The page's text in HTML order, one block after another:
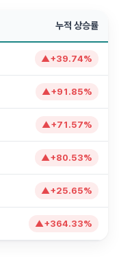
누적 상승률
▲+39.74%
▲+91.85%
▲+71.57%
▲+80.53%
▲+25.65%
▲+364.33%